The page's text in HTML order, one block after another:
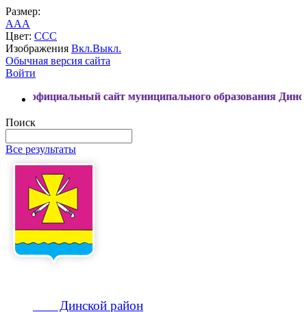
Размер:
AAA
Цвет: CCC
Изображения Вкл.Выкл.
Обычная версия сайта
Войти
сайт муниципального образования Динской район
Поиск
Все результаты
Динской район